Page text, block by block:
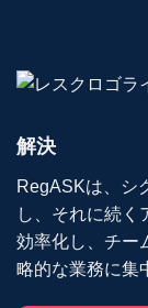
解決
RegASKは、シ
し、それに続く
効率化し、チー
略的な業務に集